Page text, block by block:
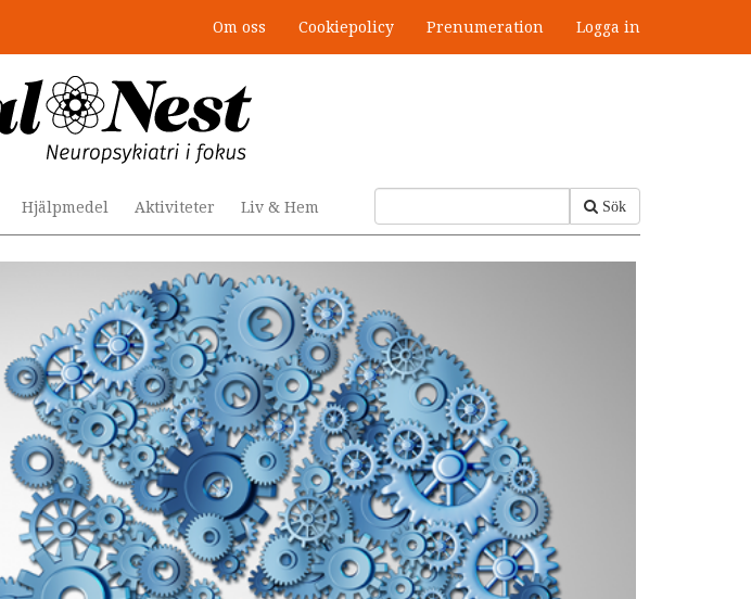
Om oss Cookiepolicy Prenumeration Logga in
Sök
Hjälpmedel Aktiviteter Liv & Hem